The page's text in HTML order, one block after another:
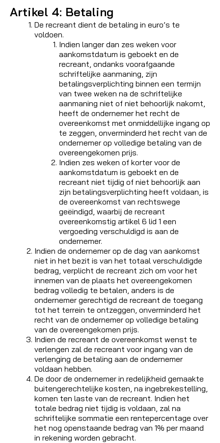
Artikel 4: Betaling
De recreant dient de betaling in euro’s te
voldoen.
Indien langer dan zes weken voor
aankomstdatum is geboekt en de
recreant, ondanks voorafgaande
schriftelijke aanmaning, zijn
betalingsverplichting binnen een termijn
van twee weken na de schriftelijke
aanmaning niet of niet behoorlijk nakomt,
heeft de ondernemer het recht de
overeenkomst met onmiddellijke ingang op
te zeggen, onverminderd het recht van de
ondernemer op volledige betaling van de
overeengekomen prijs.
Indien zes weken of korter voor de
aankomstdatum is geboekt en de
recreant niet tijdig of niet behoorlijk aan
zijn betalingsverplichting heeft voldaan, is
de overeenkomst van rechtswege
geëindigd, waarbij de recreant
overeenkomstig artikel 6 lid 1 een
vergoeding verschuldigd is aan de
ondernemer.
Indien de ondernemer op de dag van aankomst
niet in het bezit is van het totaal verschuldigde
bedrag, verplicht de recreant zich om voor het
innemen van de plaats het overeengekomen
bedrag volledig te betalen, anders is de
ondernemer gerechtigd de recreant de toegang
tot het terrein te ontzeggen, onverminderd het
recht van de ondernemer op volledige betaling
van de overeengekomen prijs.
Indien de recreant de overeenkomst wenst te
verlengen zal de recreant voor ingang van de
verlenging de betaling aan de ondernemer
voldaan hebben.
De door de ondernemer in redelijkheid gemaakte
buitengerechtelijke kosten, na ingebrekestelling,
komen ten laste van de recreant. Indien het
totale bedrag niet tijdig is voldaan, zal na
schriftelijke sommatie een rentepercentage over
het nog openstaande bedrag van 1% per maand
in rekening worden gebracht.